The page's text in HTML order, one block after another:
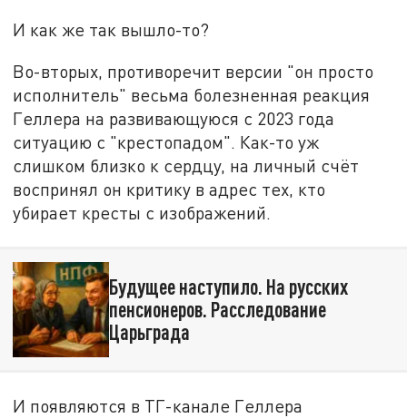
И как же так вышло-то?
Во-вторых, противоречит версии "он просто
исполнитель" весьма болезненная реакция
Геллера на развивающуюся с 2023 года
ситуацию с "крестопадом". Как-то уж
слишком близко к сердцу, на личный счёт
воспринял он критику в адрес тех, кто
убирает кресты с изображений.
Будущее наступило. На русских
пенсионеров. Расследование
Царьграда
И появляются в ТГ-канале Геллера